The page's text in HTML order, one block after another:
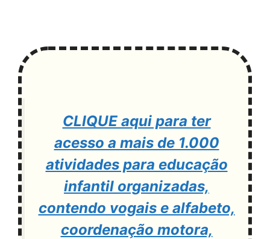
CLIQUE aqui para ter
acesso a mais de 1.000
atividades para educação
infantil organizadas,
contendo vogais e alfabeto,
coordenação motora,